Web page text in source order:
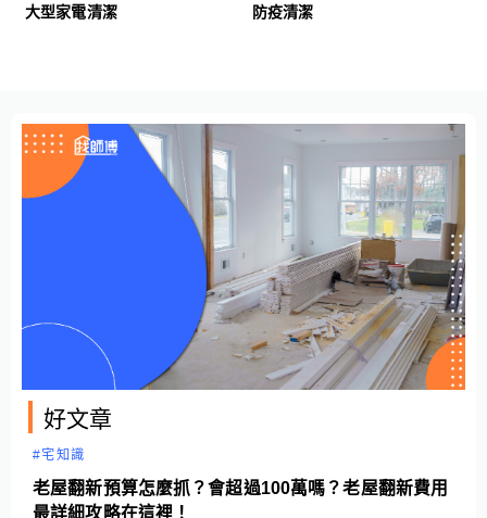
大型家電清潔 防疫清潔
好文章
#宅知識
老屋翻新預算怎麼抓？會超過100萬嗎？老屋翻新費用
最詳細攻略在這裡！